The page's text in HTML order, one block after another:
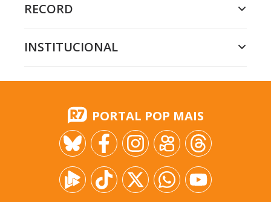
RECORD
INSTITUCIONAL
PORTAL POP MAIS